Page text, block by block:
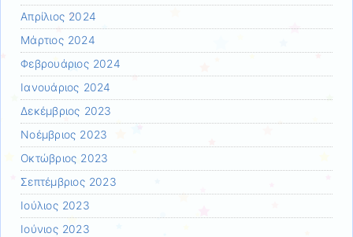
Απρίλιος 2024
Μάρτιος 2024
Φεβρουάριος 2024
Ιανουάριος 2024
Δεκέμβριος 2023
Νοέμβριος 2023
Οκτώβριος 2023
Σεπτέμβριος 2023
Ιούλιος 2023
Ιούνιος 2023